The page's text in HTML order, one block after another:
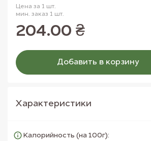
Цена за 1 шт.
мин. заказ 1 шт.
204.00 ₴
Добавить в корзину
Товар добавлен в корзину
Характеристики
Калорийность (на 100г):